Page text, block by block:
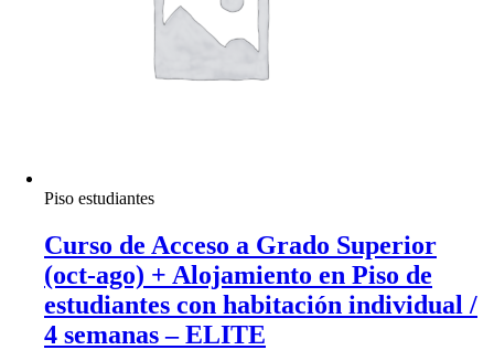
Piso estudiantes
Curso de Acceso a Grado Superior
(oct-ago) + Alojamiento en Piso de
estudiantes con habitación individual /
4 semanas – ELITE